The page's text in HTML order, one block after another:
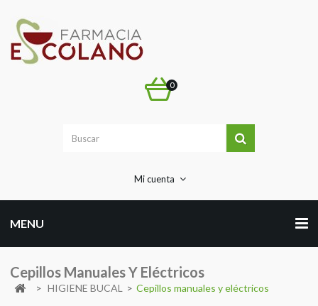
0
Mi cuenta
MENU
Cepillos Manuales Y Eléctricos
> HIGIENE BUCAL > Cepillos manuales y eléctricos